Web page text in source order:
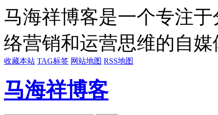
马海祥博客是一个专注
络营销和运营思维的自
收藏本站 TAG标签 网站地图 RSS地图
马海祥博客